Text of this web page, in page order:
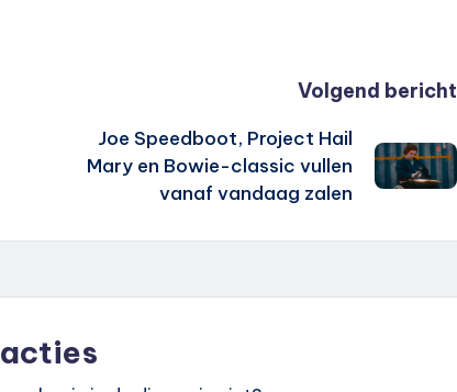
Volgend bericht
Joe Speedboot, Project Hail
Mary en Bowie-classic vullen
vanaf vandaag zalen